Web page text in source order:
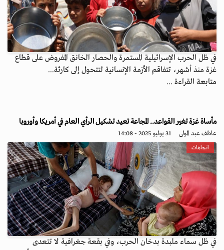
في ظل الحرب الإسرائيلية المستمرة والحصار الخانق المفروض على قطاع
غزة منذ أشهر، تتفاقم الأزمة الإنسانية لتتحول إلى كارثة...
متابعة القراءة ...
مأساة غزة تغير القواعد.. المجاعة تعيد تشكيل الرأي العام في أمريكا وأوروبا
عاطف عبد المولى 31 يوليو 2025 - 14:08
اتجاهات
في ظل سماء ملبدة بدخان الحرب، وفي بقعة جغرافية لا تتعدى